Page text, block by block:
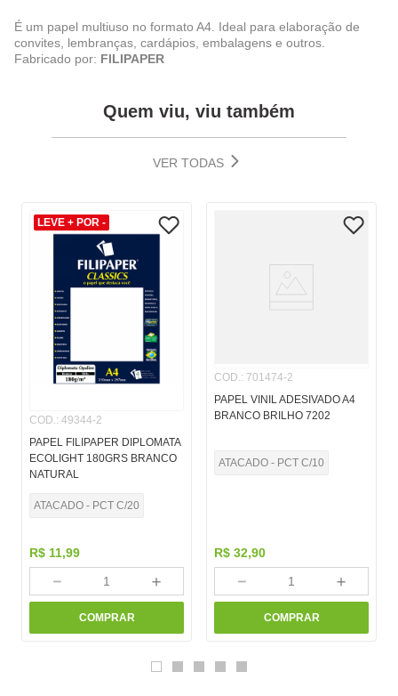
É um papel multiuso no formato A4. Ideal para elaboração de
convites, lembranças, cardápios, embalagens e outros.
Fabricado por: FILIPAPER
Quem viu, viu também
VER TODAS
LEVE + POR -
COD.: 49344-2
PAPEL FILIPAPER DIPLOMATA
ECOLIGHT 180GRS BRANCO
NATURAL
ATACADO - PCT C/20
R$ 11,99
＋
－
COMPRAR
COD.: 701474-2
PAPEL VINIL ADESIVADO A4
BRANCO BRILHO 7202
ATACADO - PCT C/10
R$ 32,90
＋
－
COMPRAR